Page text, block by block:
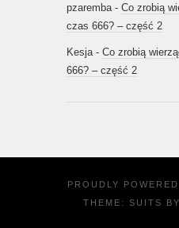
pzaremba - Co zrobią
czas 666? – część 2
Kesja - Co zrobią
666? – część 2
PROUDLY
THEME: SUITS BY